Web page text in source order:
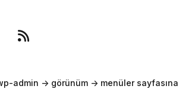
admin -> görünüm -> menüler